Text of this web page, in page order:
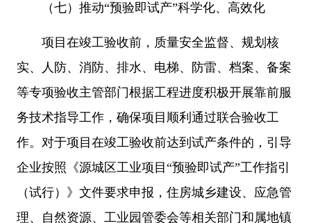
（七）推动“预验即试产”科学化、高效化
项目在竣工验收前，质量安全监督、规划核
实、人防、消防、排水、电梯、防雷、档案、备案
等专项验收主管部门根据工程进度积极开展靠前服
务技术指导工作，确保项目顺利通过联合验收工
作。对于项目在竣工验收前达到试产条件的，引导
企业按照《源城区工业项目“预验即试产”工作指引
（试行）》文件要求申报，住房城乡建设、应急管
理、自然资源、工业园管委会等相关部门和属地镇